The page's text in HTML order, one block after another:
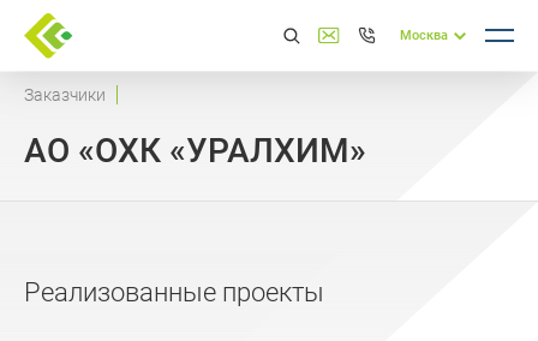
Москва
Заказчики
АО «ОХК «УРАЛХИМ»
Реализованные проекты